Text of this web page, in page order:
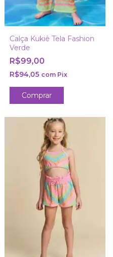
Calça Kukiê Tela Fashion
Verde
R$99,00
R$94,05 com Pix
Comprar